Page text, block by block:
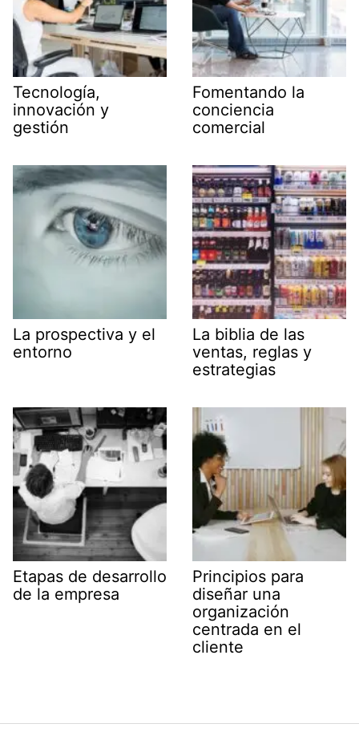
Tecnología,
innovación y
gestión
Fomentando la
conciencia
comercial
La prospectiva y el
entorno
La biblia de las
ventas, reglas y
estrategias
Etapas de desarrollo
de la empresa
Principios para
diseñar una
organización
centrada en el
cliente